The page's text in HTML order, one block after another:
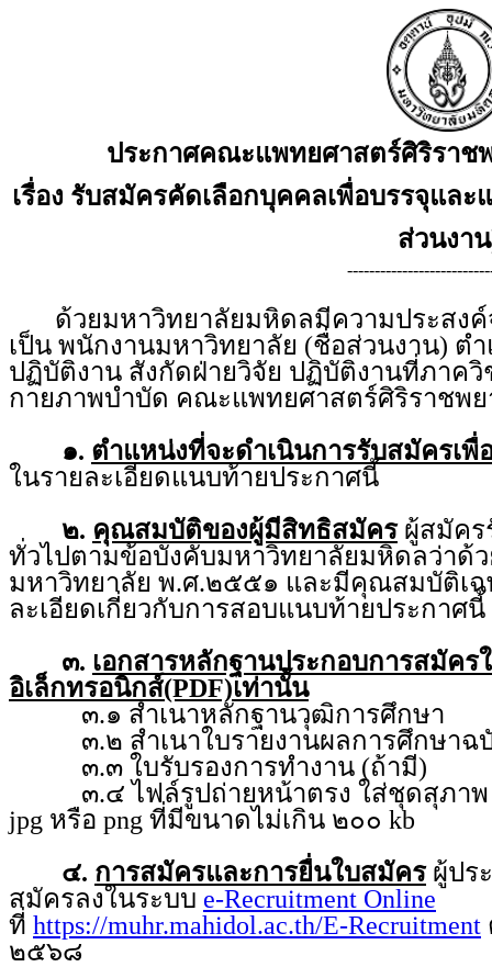
ประกาศคณะแพทยศาสตร์ศิริราช
เรื่อง รับสมัครคัดเลือกบุคคลเพื่อบรรจุแล
ส่วนงา
ด้วยมหาวิทยาลัยมหิดลมีความประสงค์
เป็น พนักงานมหาวิทยาลัย (ชื่อส่วนงาน) ต
ปฏิบัติงาน สังกัดฝ่ายวิจัย ปฏิบัติงานที่ภาค
กายภาพบำบัด คณะแพทยศาสตร์ศิริราชพย
๑. ตำแหน่งที่จะดำเนินการรับสมัครเพื่
ในรายละเอียดแนบท้ายประกาศนี้
๒. คุณสมบัติของผู้มีสิทธิสมัครผู้สมัคร
ทั่วไปตามข้อบังคับมหาวิทยาลัยมหิดลว่าด้
มหาวิทยาลัย พ.ศ.๒๕๕๑ และมีคุณสมบัติเฉ
ละเอียดเกี่ยวกับการสอบแนบท้ายประกาศนี้
๓. เอกสารหลักฐานประกอบการสมัค
อิเล็กทรอนิกส์(PDF)เท่านั้น
๓.๑ สำเนาหลักฐานวุฒิการศึกษา
๓.๒ สำเนาใบรายงานผลการศึกษาฉ
๓.๓ ใบรับรองการทำงาน (ถ้ามี)
๓.๔ ไฟล์รูปถ่ายหน้าตรง ใส่ชุดสุภาพ ถ่
jpg หรือ png ที่มีขนาดไม่เกิน ๒๐๐ kb
๔. การสมัครและการยื่นใบสมัครผู้ปร
สมัครลงในระบบ e-Recruitment Online
ที่ https://muhr.mahidol.ac.th/E-Recruitment
๒๕๖๘